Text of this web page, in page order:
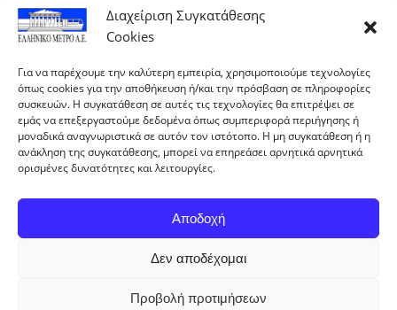
Διαχείριση Συγκατάθεσης
Cookies
Για να παρέχουμε την καλύτερη εμπειρία, χρησιμοποιούμε τεχνολογίες
όπως cookies για την αποθήκευση ή/και την πρόσβαση σε πληροφορίες
συσκευών. Η συγκατάθεση σε αυτές τις τεχνολογίες θα επιτρέψει σε
εμάς να επεξεργαστούμε δεδομένα όπως συμπεριφορά περιήγησης ή
μοναδικά αναγνωριστικά σε αυτόν τον ιστότοπο. Η μη συγκατάθεση ή η
ανάκληση της συγκατάθεσης, μπορεί να επηρεάσει αρνητικά αρνητικά
ορισμένες δυνατότητες και λειτουργίες.
Αποδοχή
Δεν αποδέχομαι
Προβολή προτιμήσεων